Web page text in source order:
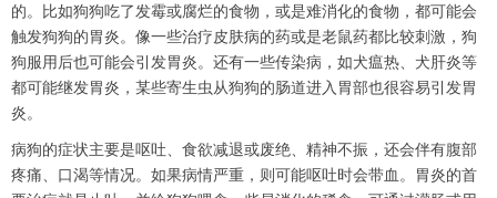
的。比如狗狗吃了发霉或腐烂的食物，或是难消化的食物，都可能会
触发狗狗的胃炎。像一些治疗皮肤病的药或是老鼠药都比较刺激，狗
狗服用后也可能会引发胃炎。还有一些传染病，如犬瘟热、犬肝炎等
都可能继发胃炎，某些寄生虫从狗狗的肠道进入胃部也很容易引发胃
炎。
病狗的症状主要是呕吐、食欲减退或废绝、精神不振，还会伴有腹部
疼痛、口渴等情况。如果病情严重，则可能呕吐时会带血。胃炎的首